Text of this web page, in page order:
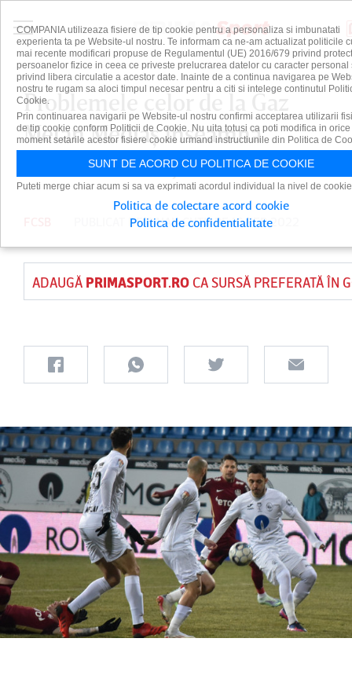
Problemele celor de la Gaz
Metan Mediaş înseamnă
revenirea unui jucător la FCSB
PUBLICAT DEDAIAN CUTUPE 16 FEB 2022
ADAUGĂ PRIMASPORT.ROCA SURSĂ PREFERATĂ ÎN
COMPANIA utilizeaza fisiere de tip cookie pentru a personaliza si imbunatati
experienta ta pe Website-ul nostru. Te informam ca ne-am actualizat politicile
mai recente modificari propuse de Regulamentul (UE) 2016/679 privind
persoanelor fizice in ceea ce priveste prelucrarea datelor cu caracter personal
privind libera circulatie a acestor date. Inainte de a continua navigarea pe
nostru te rugam sa aloci timpul necesar pentru a citi si intelege continutul
Cookie.
Prin continuarea navigarii pe Website-ul nostru confirmi acceptarea utilizarii
de tip cookie conform Politicii de Cookie. Nu uita totusi ca poti modifica in orice
moment setarile acestor fisiere cookie urmand instructiunile din Politica de
SUNT DE ACORD CU POLITICA DE COOKIE
Puteti merge chiar acum si sa va exprimati acordul individual la nivel de
Politica de colectare acord cookie
Politica de confidentialitate